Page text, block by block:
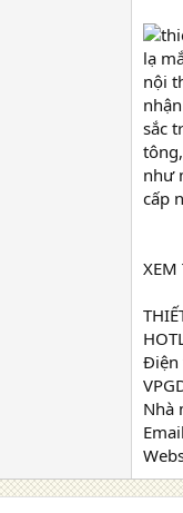
lạ
nội
sắc
như
cấp
XEM
Điện
Nhà